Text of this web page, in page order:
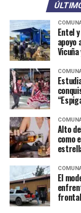
Entel
apoyo
Alto
como
El